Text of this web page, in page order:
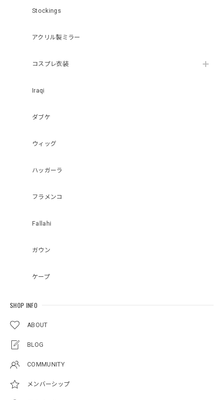
Stockings
アクリル製ミラー
コスプレ衣装
Iraqi
ダブケ
ウィッグ
ハッガーラ
フラメンコ
Fallahi
ガウン
ケープ
SHOP INFO
ABOUT
BLOG
COMMUNITY
メンバーシップ